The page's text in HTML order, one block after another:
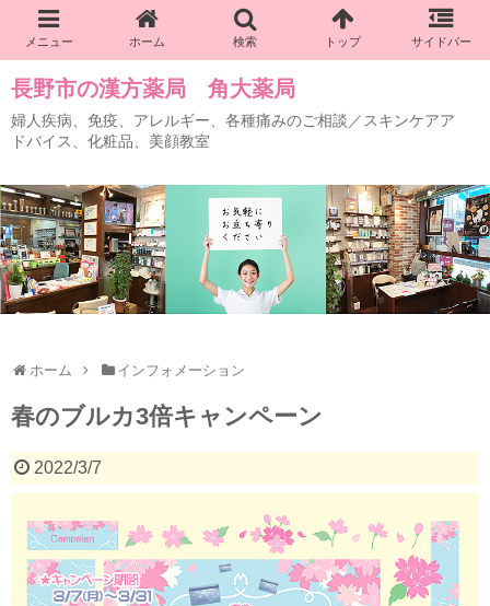
長野市の漢方薬局 角大薬局
婦人疾病、免疫、アレルギー、各種痛みのご相談／スキンケアア
ドバイス、化粧品、美顔教室
ホーム インフォメーション
春のブルカ3倍キャンペーン
2022/3/7